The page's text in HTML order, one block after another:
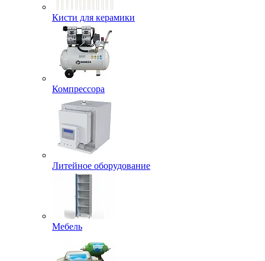
Кисти для керамики
Компрессора
Литейное оборудование
Мебель